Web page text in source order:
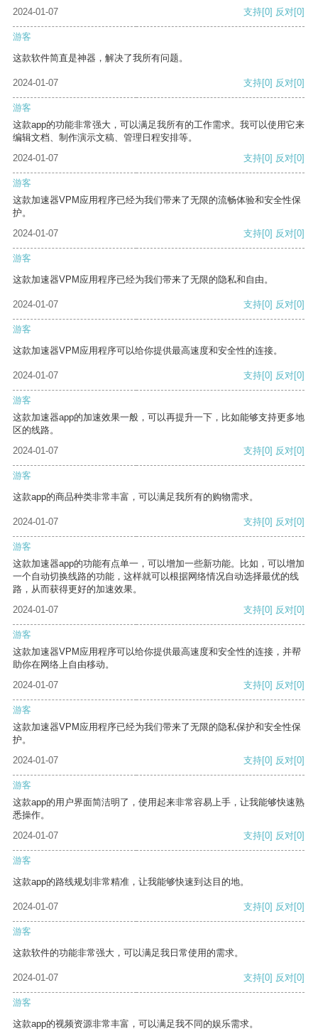
2024-01-07 支持[0] 反对[0]
游客
这款软件简直是神器，解决了我所有问题。
2024-01-07 支持[0] 反对[0]
游客
这款app的功能非常强大，可以满足我所有的工作需求。我可以使用它来
编辑文档、制作演示文稿、管理日程安排等。
2024-01-07
支持[0] 反对[0]
游客
这款加速器VPM应用程序已经为我们带来了无限的流畅体验和安全性保
护。
2024-01-07
支持[0] 反对[0]
游客
这款加速器VPM应用程序已经为我们带来了无限的隐私和自由。
2024-01-07 支持[0] 反对[0]
游客
这款加速器VPM应用程序可以给你提供最高速度和安全性的连接。
2024-01-07 支持[0] 反对[0]
游客
这款加速器app的加速效果一般，可以再提升一下，比如能够支持更多地
区的线路。
2024-01-07
支持[0] 反对[0]
游客
这款app的商品种类非常丰富，可以满足我所有的购物需求。
2024-01-07 支持[0] 反对[0]
游客
这款加速器app的功能有点单一，可以增加一些新功能。比如，可以增加
一个自动切换线路的功能，这样就可以根据网络情况自动选择最优的线
路，从而获得更好的加速效果。
2024-01-07
支持[0] 反对[0]
游客
这款加速器VPM应用程序可以给你提供最高速度和安全性的连接，并帮
助你在网络上自由移动。
2024-01-07
支持[0] 反对[0]
游客
这款加速器VPM应用程序已经为我们带来了无限的隐私保护和安全性保
护。
2024-01-07
支持[0] 反对[0]
游客
这款app的用户界面简洁明了，使用起来非常容易上手，让我能够快速熟
悉操作。
2024-01-07
支持[0] 反对[0]
游客
这款app的路线规划非常精准，让我能够快速到达目的地。
2024-01-07 支持[0] 反对[0]
游客
这款软件的功能非常强大，可以满足我日常使用的需求。
2024-01-07 支持[0] 反对[0]
游客
这款app的视频资源非常丰富，可以满足我不同的娱乐需求。